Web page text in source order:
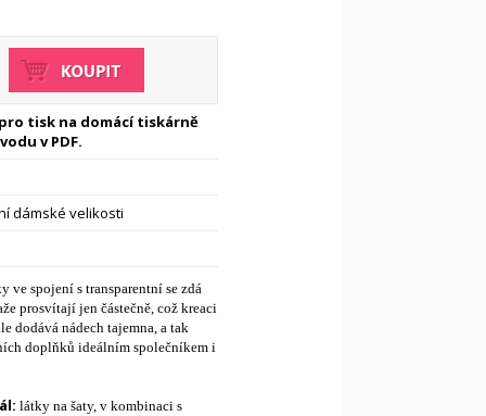
tisk na domácí tiskárně
v PDF.
dámské velikosti
ve spojení s transparentní se zdá
prosvítají jen částečně, což kreaci
dodává nádech tajemna, a tak
doplňků ideálním společníkem i
látky na šaty, v kombinaci s